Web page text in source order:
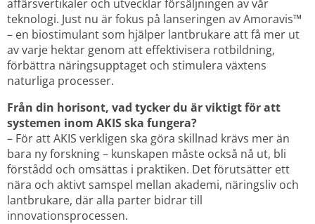
affärsvertikaler och utvecklar försäljningen av vår
teknologi. Just nu är fokus på lanseringen av Amoravis™
– en biostimulant som hjälper lantbrukare att få mer ut
av varje hektar genom att effektivisera rotbildning,
förbättra näringsupptaget och stimulera växtens
naturliga processer.
Från din horisont, vad tycker du är viktigt för att
systemen inom AKIS ska fungera?
– För att AKIS verkligen ska göra skillnad krävs mer än
bara ny forskning – kunskapen måste också nå ut, bli
förstådd och omsättas i praktiken. Det förutsätter ett
nära och aktivt samspel mellan akademi, näringsliv och
lantbrukare, där alla parter bidrar till
innovationsprocessen.